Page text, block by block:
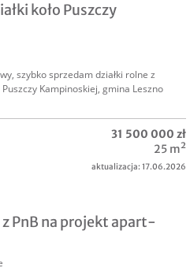
koło Puszczy
szybko sprzedam działki rolne z
Kampinoskiej, gmina Leszno
z PnB na projekt apart-
31 500 000 zł
25 m²
aktualizacja: 17.06.2026